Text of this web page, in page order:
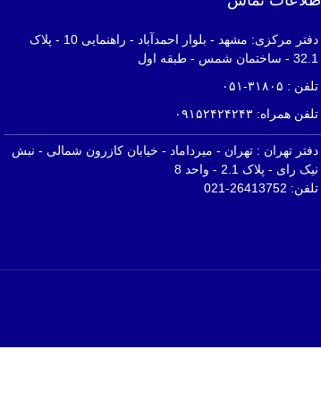
دفتر مرکزی: مشهد - بلوار احمدآباد - راهنمایی 10 - پلاک
32.1 - ساختمان شمس - طبقه اول
تلفن : ۳۱۸۰۵-۰۵۱
تلفن همراه: ۰۹۱۵۲۴۲۴۲۴۳
دفتر تهران : تهران - میرداماد - خیابان کازرون شمالی - نبش
نیک رای - پلاک 2.1 - واحد 8
تلفن: 26413752-021